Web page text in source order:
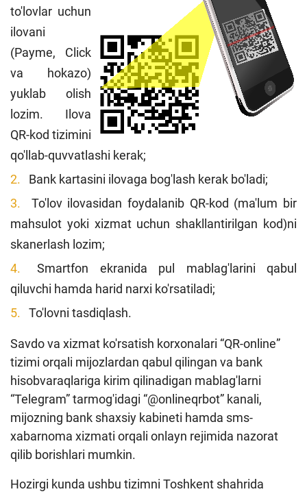
to'lovlar uchun
ilovani
(Payme, Click
va hokazo)
yuklab olish
lozim. Ilova
QR-kod tizimini
qo'llab-quvvatlashi kerak;
Bank kartasini ilovaga bog'lash kerak bo'ladi;
To'lov ilovasidan foydalanib QR-kod (ma'lum bir
mahsulot yoki xizmat uchun shakllantirilgan kod)ni
skanerlash lozim;
Smartfon ekranida pul mablag'larini qabul
qiluvchi hamda harid narxi ko'rsatiladi;
To'lovni tasdiqlash.
Savdo va xizmat ko'rsatish korxonalari “QR-online”
tizimi orqali mijozlardan qabul qilingan va bank
hisobvaraqlariga kirim qilinadigan mablag'larni
“Telegram” tarmog'idagi “@onlineqrbot” kanali,
mijozning bank shaxsiy kabineti hamda sms-
xabarnoma xizmati orqali onlayn rejimida nazorat
qilib borishlari mumkin.
Hozirgi kunda ushbu tizimni Toshkent shahrida